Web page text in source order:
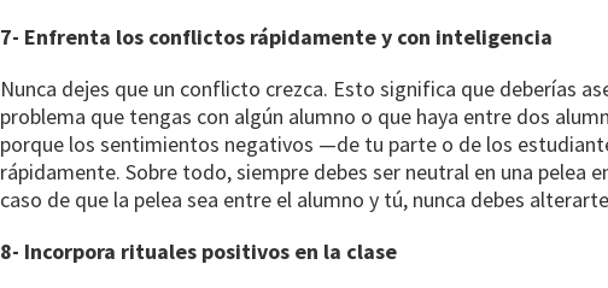
7- Enfrenta los conflictos rápidamente y con inteligencia
Nunca dejes que un conflicto crezca. Esto significa que deberías
problema que tengas con algún alumno o que haya entre dos
porque los sentimientos negativos —de tu parte o de los
rápidamente. Sobre todo, siempre debes ser neutral en una pelea
caso de que la pelea sea entre el alumno y tú, nunca debes
8- Incorpora rituales positivos en la clase